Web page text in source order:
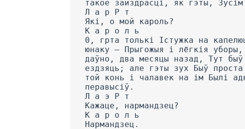
такое зайздрасці, як гэты,
Л а р Р т
Які, о мой кароль?
К а р о л ь
0, грта толькі Істужка на
юнаку — Прыгожыя і лёгкія
даўно, два месяцы назад, Тут
ездзяць; але гэты зух Быў
той конь і чалавек на ім Былі
перавысіў.
Л а э Р т
Кажаце, нармандзец?
К а р о л ь
Нармандзец.